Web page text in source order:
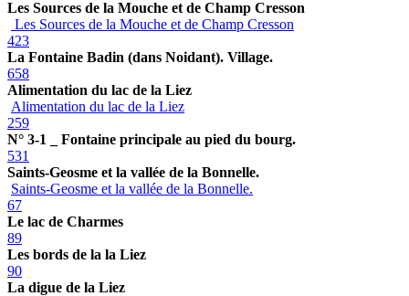
Les Sources de la Mouche et de Champ Cresson
Les Sources de la Mouche et de Champ Cresson
423
La Fontaine Badin (dans Noidant). Village.
658
Alimentation du lac de la Liez
Alimentation du lac de la Liez
259
N° 3-1 _ Fontaine principale au pied du bourg.
531
Saints-Geosme et la vallée de la Bonnelle.
Saints-Geosme et la vallée de la Bonnelle.
67
Le lac de Charmes
89
Les bords de la la Liez
90
La digue de la Liez